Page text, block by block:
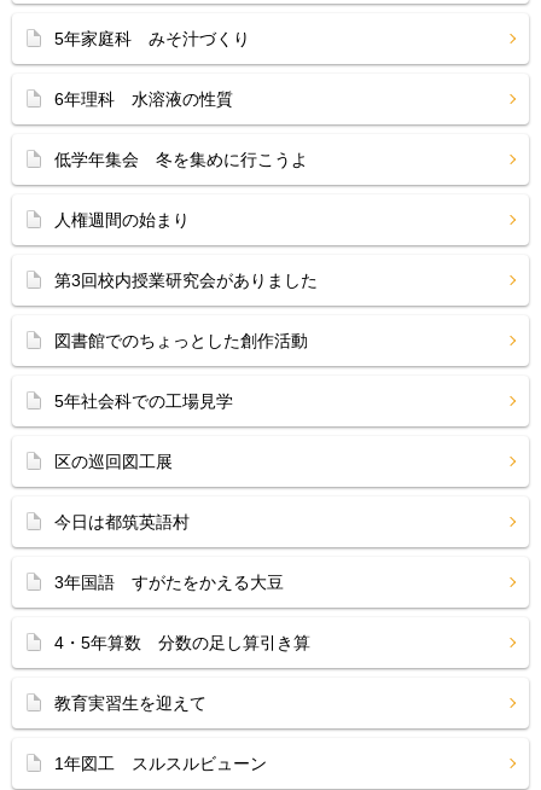
5年家庭科 みそ汁づくり
6年理科 水溶液の性質
低学年集会 冬を集めに行こうよ
人権週間の始まり
第3回校内授業研究会がありました
図書館でのちょっとした創作活動
5年社会科での工場見学
区の巡回図工展
今日は都筑英語村
3年国語 すがたをかえる大豆
4・5年算数 分数の足し算引き算
教育実習生を迎えて
1年図工 スルスルビューン